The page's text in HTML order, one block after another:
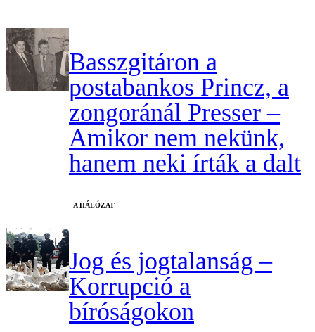
Basszgitáron a
postabankos Princz, a
zongoránál Presser –
Amikor nem nekünk,
hanem neki írták a dalt
A HÁLÓZAT
Jog és jogtalanság –
Korrupció a
bíróságokon